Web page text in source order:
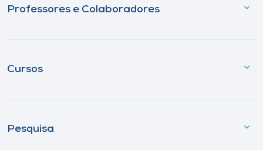
Professores e Colaboradores
Cursos
Pesquisa